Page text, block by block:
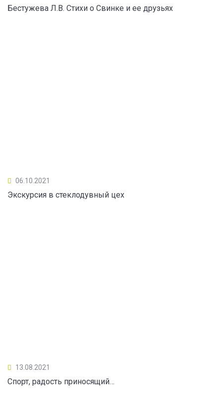
Бестужева Л.В. Стихи о Свинке и ее друзьях
06.10.2021
Экскурсия в стеклодувный цех
13.08.2021
Спорт, радость приносящий…